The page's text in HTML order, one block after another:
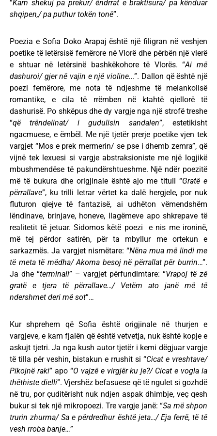
“Kam shekuj pa prekur/ ëndrrat e braktisura/ pa kënduar
shqipen,/ pa puthur tokën tonë”.
Poezia e Sofia Doko Arapaj është një filigran në veshjen
poetike të letërsisë femërore në Vlorë dhe përbën një vlerë
e shtuar në letërsinë bashkëkohore të Vlorës. “Ai më
dashuroi/ gjer në vajin e një violine...”. Dallon që është një
poezi femërore, me nota të ndjeshme të melankolisë
romantike, e cila të rrëmben në ktahtë qiellorë të
dashurisë. Po shkëpus dhe dy vargje nga një strofë treshe
“që trëndelinat/ i gudulisin sandalen”, estetikisht
ngacmuese, e ëmbël. Me një tjetër prerje poetike vjen tek
vargjet “Mos e prek mermerin/ se pse i dhemb zemra”, që
vijnë tek lexuesi si vargje abstraksioniste me një logjikë
mbushmendëse të pakundërshtueshme. Një ndër poezitë
më të bukura dhe origjinale është ajo me titull “Gratë e
përrallave”, ku trilli letrar vërtet ka dalë hergjele, por nuk
fluturon qiejve të fantazisë, ai udhëton vëmendshëm
lëndinave, brinjave, honeve, llagëmeve apo shkrepave të
realitetit të jetuar. Sidomos këtë poezi e nis me ironinë,
më tej përdor satirën, për ta mbyllur me ortekun e
sarkazmës. Ja vargjet nismëtare: “Nëna mua më lindi me
të meta të mëdha/ Akoma besoj në përrallat për burrin…”.
Ja dhe “terminali” – vargjet përfundimtare: “Vrapoj të zë
gratë e tjera të përrallave…/ Vetëm ato janë më të
ndershmet deri më sot”…
Kur shprehem që Sofia është origjinale në thurjen e
vargjeve, e kam fjalën që është vetvetja, nuk është kopje e
askujt tjetri. Ja nga kush autor tjetër i kemi dëgjuar vargje
të tilla për veshin, bistakun e rrushit si “Cicat e vreshtave/
Pikojnë raki” apo “O vajzë e virgjër ku je?/ Cicat e vogla ia
thëthiste dielli”. Vjershëz befasuese që të ngulet si gozhdë
në tru, por çuditërisht nuk ndjen aspak dhimbje, veç qesh
bukur si tek një mikropoezi. Tre vargje janë: “Sa më shpon
trurin zhurma/ Sa e përdredhur është jeta…/ Eja ferrë, të të
vesh rroba banje…”